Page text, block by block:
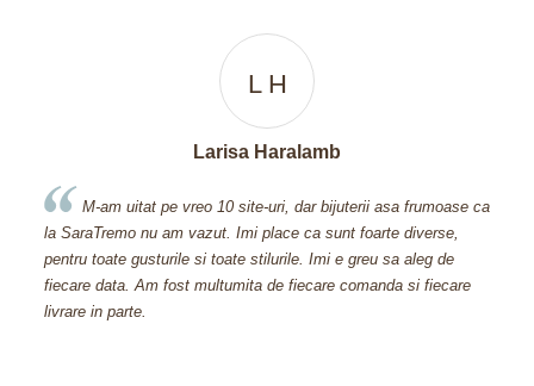
Larisa Haralamb
am uitat pe vreo 10 site-uri, dar bijuterii asa frumoase ca
nu am vazut. Imi place ca sunt foarte diverse,
toate gusturile si toate stilurile. Imi e greu sa aleg de
data. Am fost multumita de fiecare comanda si fiecare
in parte.
Cand am
600 si ceva de
Aveti bijuterii
mi-ati oferit-o